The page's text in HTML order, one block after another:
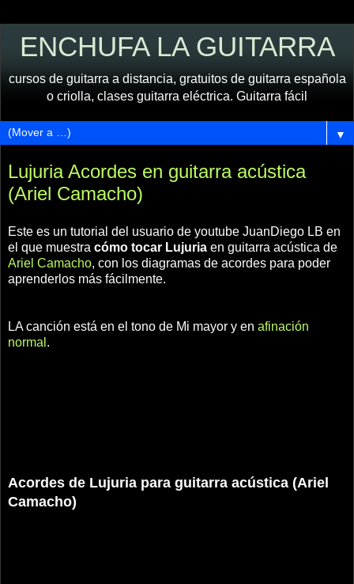
ENCHUFA LA GUITARRA
cursos de guitarra a distancia, gratuitos de guitarra española
o criolla, clases guitarra eléctrica. Guitarra fácil
▼
Lujuria Acordes en guitarra acústica
(Ariel Camacho)
Este es un tutorial del usuario de youtube JuanDiego LB en
el que muestra cómo tocar Lujuria en guitarra acústica de
Ariel Camacho, con los diagramas de acordes para poder
aprenderlos más fácilmente.
LA canción está en el tono de Mi mayor y en afinación
normal .
Acordes de Lujuria para guitarra acústica (Ariel
Camacho)